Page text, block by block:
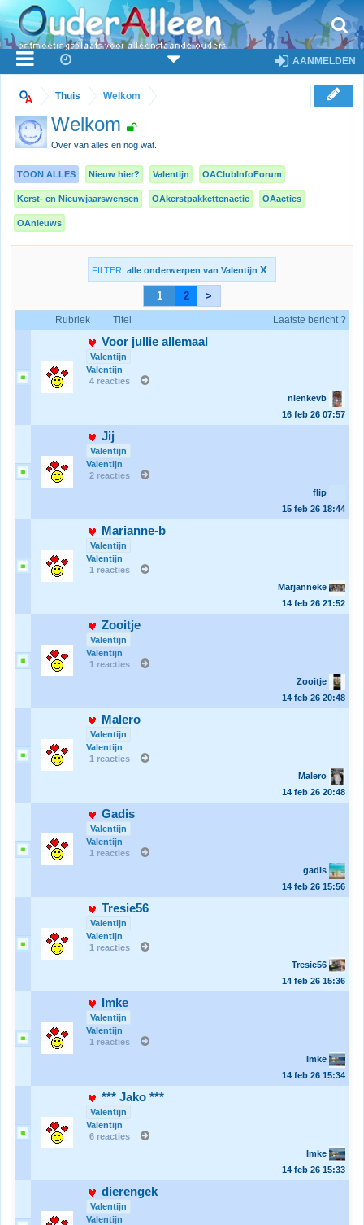
AANMELDEN
Thuis Welkom
Welkom
Over van alles en nog wat.
TOON ALLES Nieuw hier? Valentijn OAClubInfoForum
Kerst- en Nieuwjaarswensen OAkerstpakkettenactie OAacties
OAnieuws
FILTER: alle onderwerpen van Valentijn x
1 2 >
Rubriek Titel Laatste bericht ?
Voor jullie allemaal
Valentijn
Valentijn
4 reacties
nienkevb
16 feb 26 07:57
Jij
Valentijn
Valentijn
2 reacties
flip
15 feb 26 18:44
Marianne-b
Valentijn
Valentijn
1 reacties
Marjanneke
14 feb 26 21:52
Zooitje
Valentijn
Valentijn
1 reacties
Zooitje
14 feb 26 20:48
Malero
Valentijn
Valentijn
1 reacties
Malero
14 feb 26 20:48
Gadis
Valentijn
Valentijn
1 reacties
gadis
14 feb 26 15:56
Tresie56
Valentijn
Valentijn
1 reacties
Tresie56
14 feb 26 15:36
Imke
Valentijn
Valentijn
1 reacties
Imke
14 feb 26 15:34
*** Jako ***
Valentijn
Valentijn
6 reacties
Imke
14 feb 26 15:33
dierengek
Valentijn
Valentijn